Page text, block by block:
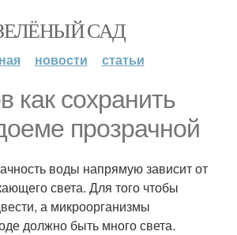
САД
новости статьи
как сохранить
прозрачной
воды напрямую зависит от
света. Для того чтобы
а микроорганизмы
должно быть много света.